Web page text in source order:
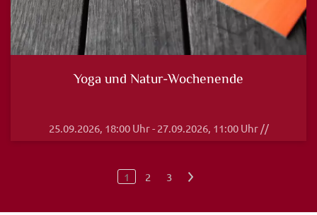
Yoga und Natur-Wochenende
25.09.2026, 18:00 Uhr - 27.09.2026, 11:00 Uhr //
1 2 3 >